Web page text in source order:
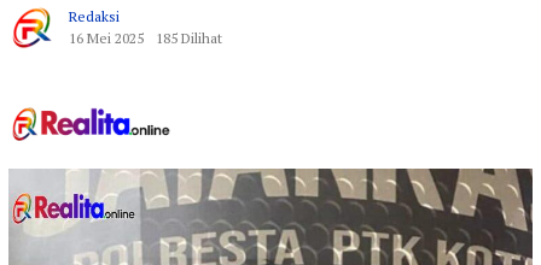
Redaksi
16 Mei 2025
185 Dilihat